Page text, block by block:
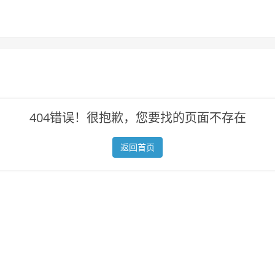
404错误！很抱歉，您要找的页面不存在
返回首页